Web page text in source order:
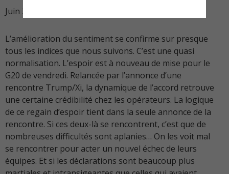
Juin 2019
L’amélioration du sentiment se confirme sur presque
tous les indices que nous suivons. C’est une quasi
normalisation. L’espoir est à nouveau de mise pour le
G20 de vendredi. Relancée par l’annonce d’une
rencontre Trump/Xi, la dynamique de l’accord retrouve
une certaine crédibilité chez les opérateurs. La logique
de ce regain d’espoir tient dans la seule annonce de la
rencontre. Si ces deux-là se rencontrent, c’est que de
nombreuses difficultés sont aplanies… On les voit mal
se rencontrer pour acter un nouvel échec de leurs
équipes. Et si les déclarations sont beaucoup plus